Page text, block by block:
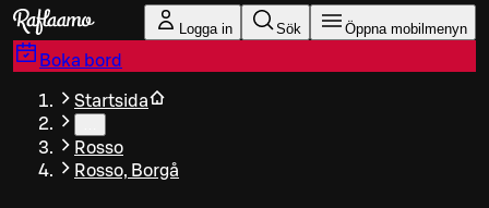
Gå till huvudinnehållet
Logga in Sök Öppna mobilmenyn
Boka bord
Startsida
Rosso
Rosso, Borgå